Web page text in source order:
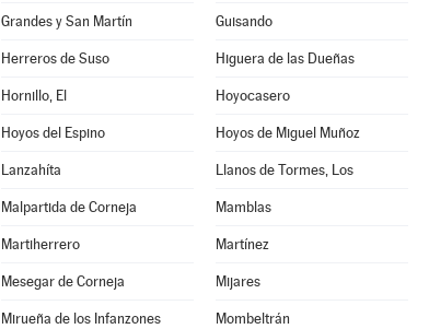
Grandes y San Martín Guisando
Herreros de Suso Higuera de las Dueñas
Hornillo, El Hoyocasero
Hoyos del Espino Hoyos de Miguel Muñoz
Lanzahíta Llanos de Tormes, Los
Malpartida de Corneja Mamblas
Martiherrero Martínez
Mesegar de Corneja Mijares
Mirueña de los Infanzones Mombeltrán